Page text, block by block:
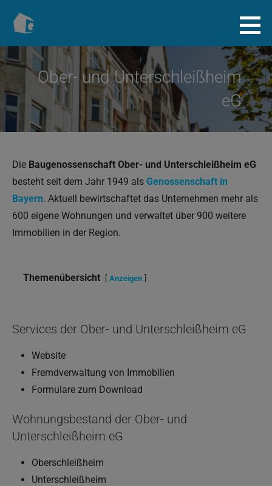
Inhalt
Baugenossenschaft.info
Ober- und Unterschleißheim
eG
Die Baugenossenschaft Ober- und Unterschleißheim eG
besteht seit dem Jahr 1949 als Genossenschaft in
Bayern. Aktuell bewirtschaftet das Unternehmen mehr als
600 eigene Wohnungen und verwaltet über 900 weitere
Immobilien in der Region.
Themenübersicht Anzeigen
Services der Ober- und Unterschleißheim eG
Website
Fremdverwaltung von Immobilien
Formulare zum Download
Wohnungsbestand der Ober- und
Unterschleißheim eG
Oberschleißheim
Unterschleißheim